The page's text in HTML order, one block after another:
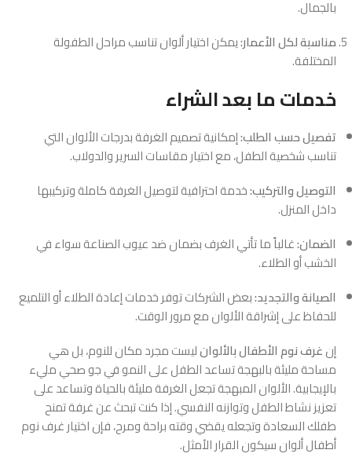
بالجمال.
مناسبة لكل الأعمار:يمكن اختيار ألوان تناسب مراحل الطفولة
المختلفة.
خدمات ما بعد الشراء
تفصيل حسب الطلب:إمكانية تصميم الغرفة بدرجات الألوان التي
تناسب شخصية الطفل، مع اختيار مقاسات السرير والدولاب.
التوصيل والتركيب:خدمة احترافية لتوصيل الغرفة كاملة وتركيبها
داخل المنزل.
الضمان:غالباً ما تأتي الغرف بضمان ضد عيوب الصناعة سواء في
الخشب أو الطلاء.
الصيانة والتجديد:بعض الشركات توفر خدمات إعادة الطلاء أو التلميع
للحفاظ على إشراقة الألوان مع مرور الوقت.
إنغرف نوم الأطفال بالألوانليست مجرد مكان للنوم، بل هي
مساحة مليئة بالبهجة تساعد الطفل على النمو في جو صحي مليء
بالإيجابية. الألوان المبهجة تجعل الغرفة مليئة بالحياة وتساعد على
تعزيز نشاط الطفل وتوازنه النفسي. إذا كنت تبحث عن غرفة تمنح
طفلك السعادة وتجعله يقضي وقته براحة ومرح، فإن اختيار غرف نوم
أطفال ألوان سيكون القرار الأمثل.